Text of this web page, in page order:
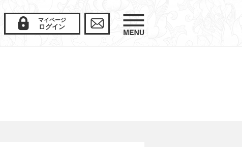
マイページ
ログイン